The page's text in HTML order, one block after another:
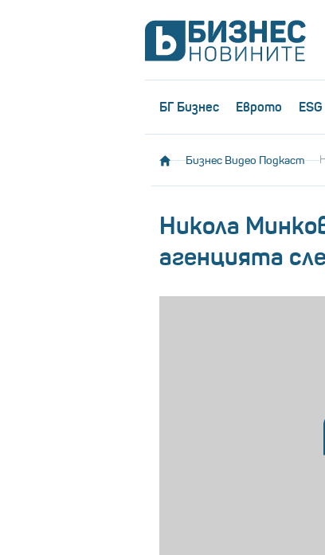
БГ Бизнес Еврото ESG
Бизнес Видео Подкаст
Никола
агенцията